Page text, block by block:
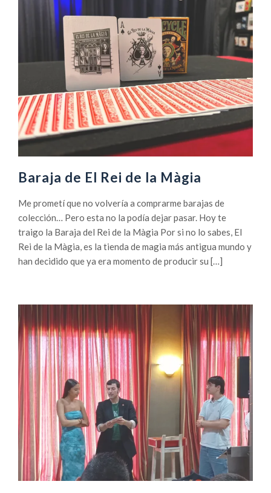
Baraja de El Rei de la Màgia
Me prometí que no volvería a comprarme barajas de
colección… Pero esta no la podía dejar pasar. Hoy te
traigo la Baraja del Rei de la Màgia Por si no lo sabes, El
Rei de la Màgia, es la tienda de magia más antigua mundo y
han decidido que ya era momento de producir su […]